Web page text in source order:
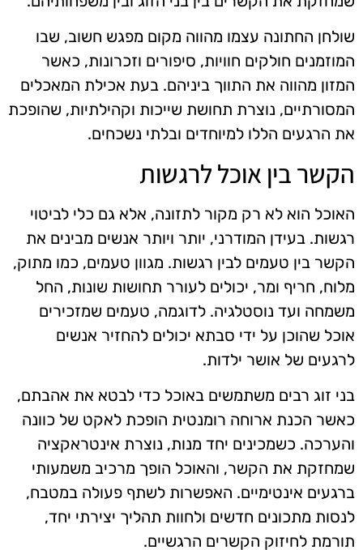
שולחן החתונה עצמו מהווה מקום מפגש חשוב, שבו
המוזמנים חולקים חוויות, סיפורים וזכרונות, כאשר
המזון מהווה את התווך ביניהם. בעת אכילת המאכלים
המסורתיים, נוצרת תחושת שייכות וקהילתיות, שהופכת
את הרגעים הללו למיוחדים ובלתי נשכחים.
הקשר בין אוכל לרגשות
האוכל הוא לא רק מקור לתזונה, אלא גם כלי לביטוי
רגשות. בעידן המודרני, יותר ויותר אנשים מבינים את
הקשר בין טעמים לבין רגשות. מגוון טעמים, כמו מתוק,
מלוח, חריף ומר, יכולים לעורר תחושות שונות, החל
משמחה ועד נוסטלגיה. לדוגמה, טעמים שמזכירים
אוכל שהוכן על ידי סבתא יכולים להחזיר אנשים
לרגעים של אושר ילדות.
בני זוג רבים משתמשים באוכל כדי לבטא את אהבתם,
כאשר הכנת ארוחה רומנטית הופכת לאקט של כוונה
והערכה. כשמכינים יחד מנות, נוצרת אינטראקציה
שמחזקת את הקשר, והאוכל הופך מרכיב משמעותי
ברגעים אינטימיים. האפשרות לשתף פעולה במטבח,
לנסות מתכונים חדשים ולחוות תהליך יצירתי יחד,
תורמת לחיזוק הקשרים הרגשיים.